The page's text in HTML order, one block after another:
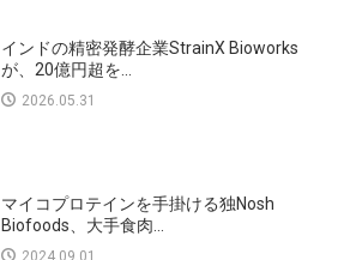
インドの精密発酵企業StrainX Bioworks
が、20億円超を...
2026.05.31
マイコプロテインを手掛ける独Nosh
Biofoods、大手食肉...
2024.09.01